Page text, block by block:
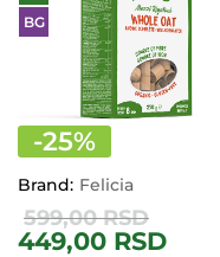
BG
-25%
Brand: Felicia
449,00 RSD
599,00RSD